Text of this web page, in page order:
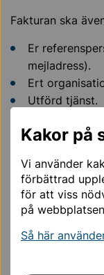
Kakor på
Vi använder
förbättrad
för att viss
på
Så här
Fakturan ska
Er
mejladress).
Ert
Utförd tjänst.
Specificerade
förklaring.
Brukarens